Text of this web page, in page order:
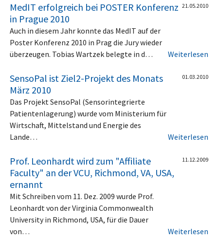
MedIT erfolgreich bei POSTER Konferenz
in Prague 2010
21.05.2010
Auch in diesem Jahr konnte das MedIT auf der
Poster Konferenz 2010 in Prag die Jury wieder
überzeugen. Tobias Wartzek belegte in d…
Weiterlesen
SensoPal ist Ziel2-Projekt des Monats
März 2010
01.03.2010
Das Projekt SensoPal (Sensorintegrierte
Patientenlagerung) wurde vom Ministerium für
Wirtschaft, Mittelstand und Energie des
Lande…
Weiterlesen
Prof. Leonhardt wird zum "Affiliate
Faculty" an der VCU, Richmond, VA, USA,
ernannt
11.12.2009
Mit Schreiben vom 11. Dez. 2009 wurde Prof.
Leonhardt von der Virginia Commonwealth
University in Richmond, USA, für die Dauer
von…
Weiterlesen